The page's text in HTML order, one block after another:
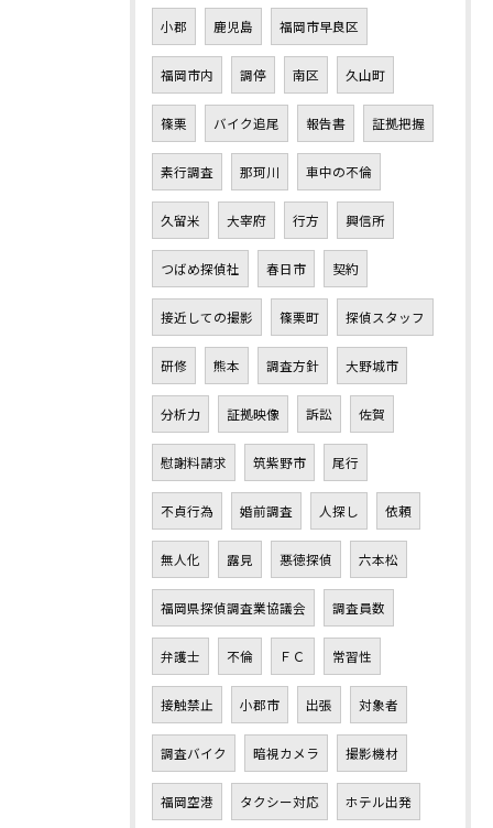
小郡 鹿児島 福岡市早良区
福岡市内 調停 南区 久山町
篠栗 バイク追尾 報告書 証拠把握
素行調査 那珂川 車中の不倫
久留米 大宰府 行方 興信所
つばめ探偵社 春日市 契約
接近しての撮影 篠栗町 探偵スタッフ
研修 熊本 調査方針 大野城市
分析力 証拠映像 訴訟 佐賀
慰謝料請求 筑紫野市 尾行
不貞行為 婚前調査 人探し 依頼
無人化 露見 悪徳探偵 六本松
福岡県探偵調査業協議会 調査員数
弁護士 不倫 ＦＣ 常習性
接触禁止 小郡市 出張 対象者
調査バイク 暗視カメラ 撮影機材
福岡空港 タクシー対応 ホテル出発